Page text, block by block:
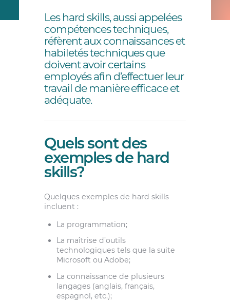
Les hard skills, aussi appelées
compétences techniques,
réfèrent aux connaissances et
habiletés techniques que
doivent avoir certains
employés afin d’effectuer leur
travail de manière efficace et
adéquate.
Quels sont des
exemples de hard
skills?
Quelques exemples de hard skills
incluent :
La programmation;
La maîtrise d’outils
technologiques tels que la suite
Microsoft ou Adobe;
La connaissance de plusieurs
langages (anglais, français,
espagnol, etc.);